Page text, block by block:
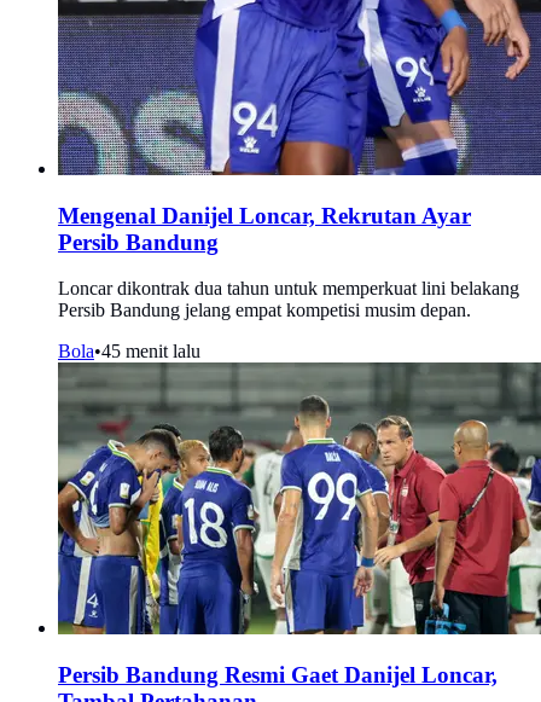
Mengenal Danijel Loncar, Rekrutan Ayar
Persib Bandung
Loncar dikontrak dua tahun untuk memperkuat lini belakang
Persib Bandung jelang empat kompetisi musim depan.
Bola•45 menit lalu
Persib Bandung Resmi Gaet Danijel Loncar,